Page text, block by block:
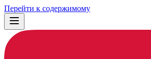
Перейти к содержимому